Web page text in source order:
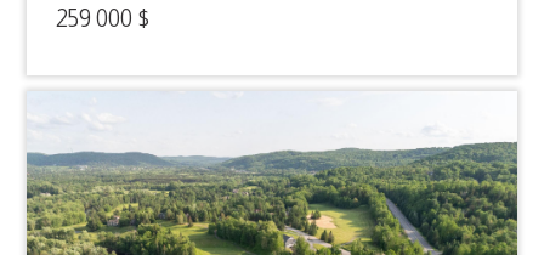
259 000 $